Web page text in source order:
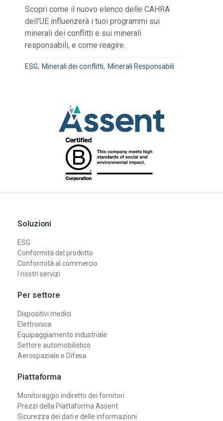
Scopri come il nuovo elenco delle CAHRA
dell’UE influenzerà i tuoi programmi sui
minerali dei conflitti e sui minerali
responsabili, e come reagire.
ESG Minerali dei conflitti Minerali Responsabili
Soluzioni
ESG
Conformità del prodotto
Conformità al commercio
I nostri servizi
Per settore
Dispositivi medici
Elettronica
Equipaggiamento industriale
Settore automobilistico
Aerospaziale e Difesa
Piattaforma
Monitoraggio indiretto dei fornitori
Prezzi della Piattaforma Assent
Sicurezza dei dati e delle informazioni